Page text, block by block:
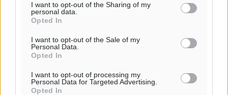
I want to opt-out of the Sharing of my
personal data.
Opted In
I want to opt-out of the Sale of my
Personal Data.
Opted In
I want to opt-out of processing my
Personal Data for Targeted Advertising.
Opted In